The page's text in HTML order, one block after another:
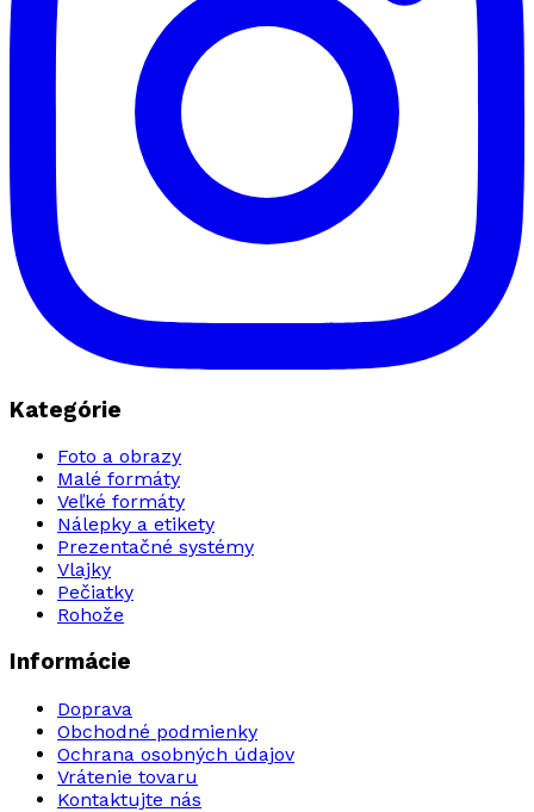
Kategórie
Foto a obrazy
Malé formáty
Veľké formáty
Nálepky a etikety
Prezentačné systémy
Vlajky
Pečiatky
Rohože
Informácie
Doprava
Obchodné podmienky
Ochrana osobných údajov
Vrátenie tovaru
Kontaktujte nás